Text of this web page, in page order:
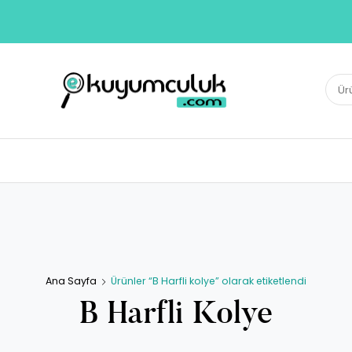
E-KUYUMCULUK
Herkesin Kuyumcusu Ara:
Ana Sayfa Ürünler “B Harfli kolye” olarak etiketlendi
B Harfli Kolye